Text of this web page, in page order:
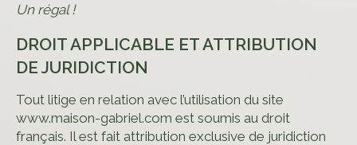
Un régal !
DROIT APPLICABLE ET ATTRIBUTION
DE JURIDICTION
Tout litige en relation avec l’utilisation du site
www.maison-gabriel.com est soumis au droit
français. Il est fait attribution exclusive de juridiction